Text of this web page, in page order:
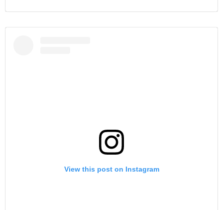
View this post on Instagram